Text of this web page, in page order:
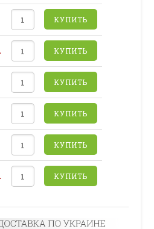
КУПИТЬ
КУПИТЬ
КУПИТЬ
КУПИТЬ
КУПИТЬ
КУПИТЬ